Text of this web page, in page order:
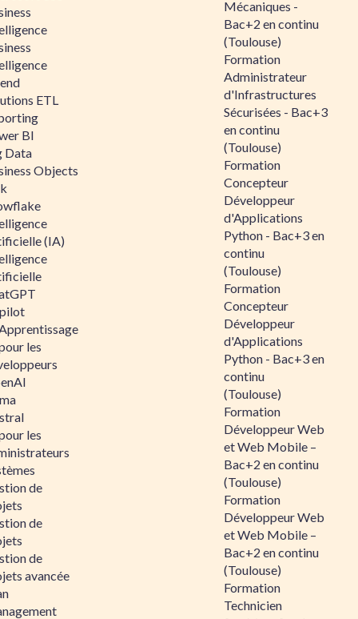
ETL
BI
Data
Objects
(IA)
les
les
de
de
de
avancée
Mécaniques -
Bac+2 en continu
(Toulouse)
Formation
Administrateur
d'Infrastructures
Sécurisées - Bac+3
en continu
(Toulouse)
Formation
Concepteur
Développeur
d'Applications
Python - Bac+3 en
continu
(Toulouse)
Formation
Concepteur
Développeur
d'Applications
Python - Bac+3 en
continu
(Toulouse)
Formation
Développeur Web
et Web Mobile –
Bac+2 en continu
(Toulouse)
Formation
Développeur Web
et Web Mobile –
Bac+2 en continu
(Toulouse)
Formation
Technicien